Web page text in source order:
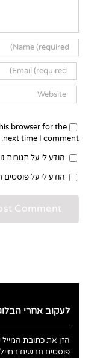
browser for the
next time I comment.
הודע לי על תגובות
הודע לי על
לעקוב אחרי
הזן את כתובת
פוסטים חדשים